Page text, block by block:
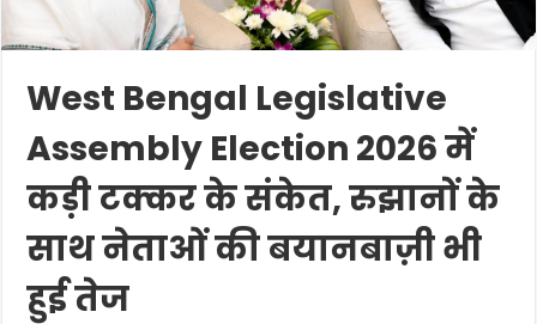
West Bengal Legislative
Assembly Election 2026 में
कड़ी टक्कर के संकेत, रुझानों के
साथ नेताओं की बयानबाज़ी भी
हुई तेज